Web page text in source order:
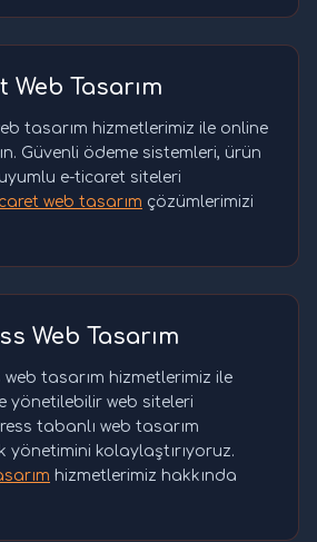
Web Tasarım
tasarım hizmetlerimiz ile online
Güvenli ödeme sistemleri, ürün
e-ticaret siteleri
web tasarım çözümlerimizi
Web Tasarım
web tasarım hizmetlerimiz ile
yönetilebilir web siteleri
tabanlı web tasarım
yönetimini kolaylaştırıyoruz.
hizmetlerimiz hakkında